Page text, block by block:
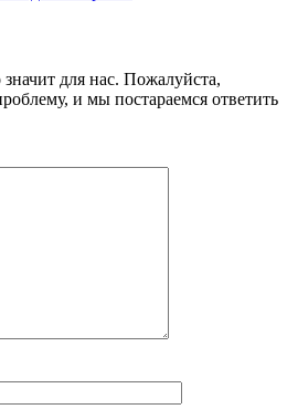
для нас. Пожалуйста,
и мы постараемся ответить